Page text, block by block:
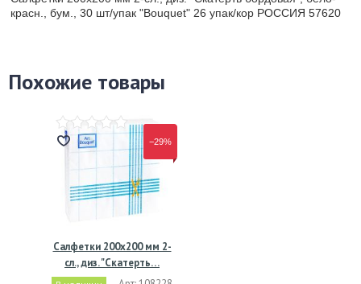
красн., бум., 30 шт/упак "Bouquet" 26 упак/кор РОССИЯ 57620
Похожие товары
−29%
Салфетки 200х200 мм 2-
сл., диз. "Скатерть…